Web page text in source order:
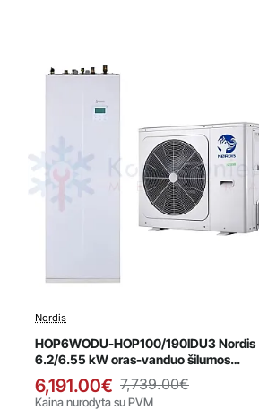
Išpardavimas
Nordis
HOP6WODU-HOP100/190IDU3 Nordis
6.2/6.55 kW oras-vanduo šilumos
siurblys
6,191.00€ 7,739.00€
Kaina nurodyta su PVM